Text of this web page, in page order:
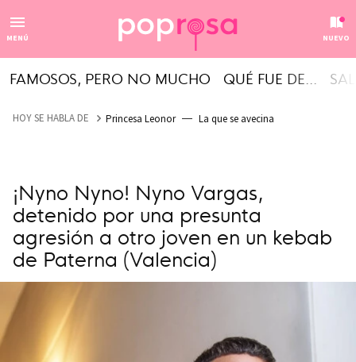
MENÚ NUEVO
FAMOSOS, PERO NO MUCHO QUÉ FUE DE...
HOY SE HABLA DE Princesa Leonor La que se avecina
¡Nyno Nyno! Nyno Vargas,
detenido por una presunta
agresión a otro joven en un kebab
de Paterna (Valencia)